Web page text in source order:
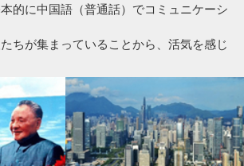
的に中国語（普通話）でコミュニケーシ
ちが集まっていることから、活気を感じ